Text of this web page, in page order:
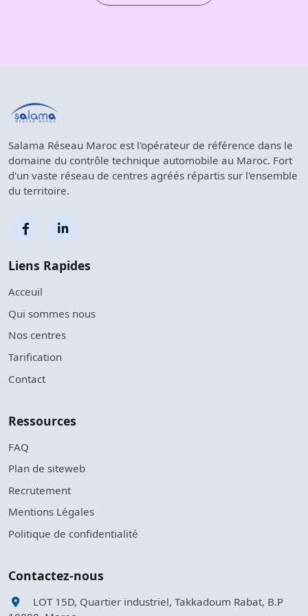
Salama Réseau Maroc est l'opérateur de référence dans le
domaine du contrôle technique automobile au Maroc. Fort
d'un vaste réseau de centres agréés répartis sur l'ensemble
du territoire.
Liens Rapides
Acceuil
Qui sommes nous
Nos centres
Tarification
Contact
Ressources
FAQ
Plan de siteweb
Recrutement
Mentions Légales
Politique de confidentialité
Contactez-nous
LOT 15D, Quartier industriel, Takkadoum Rabat, B.P